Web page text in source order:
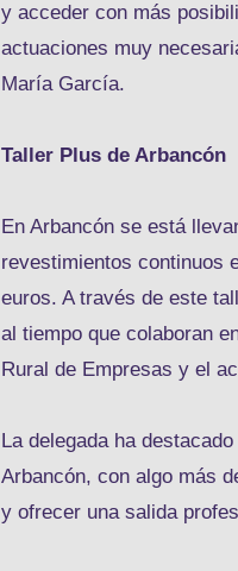
y acceder con más
actuaciones muy
María García.
Taller Plus de Arbancón
En Arbancón se está
revestimientos continuos
euros. A través de este
al tiempo que colaboran
Rural de Empresas y el
La delegada ha
Arbancón, con algo más
y ofrecer una salida